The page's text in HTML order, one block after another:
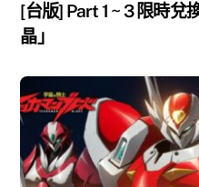
[台版] Part 1 ~ 3 限時兌
晶」